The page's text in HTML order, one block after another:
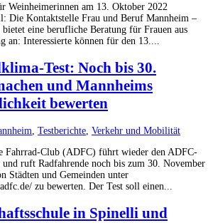
Weinheimerinnen am 13. Oktober 2022
Die Kontaktstelle Frau und Beruf Mannheim –
eine berufliche Beratung für Frauen aus
an: Interessierte können für den 13....
Test: Noch bis 30.
und Mannheims
bewerten
Testberichte Verkehr und Mobilität
Fahrrad-Club (ADFC) führt wieder den ADFC-
ruft Radfahrende noch bis zum 30. November
Städten und Gemeinden unter
zu bewerten. Der Test soll einen...
in Spinelli und